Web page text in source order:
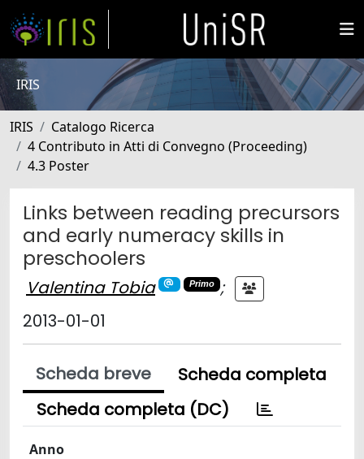
IRIS
IRIS
Catalogo Ricerca
4 Contributo in Atti di Convegno (Proceeding)
4.3 Poster
Links between reading precursors
and early numeracy skills in
preschoolers
Valentina Tobia Primo
;
2013-01-01
Scheda breve
Scheda completa
Scheda completa (DC)
Anno